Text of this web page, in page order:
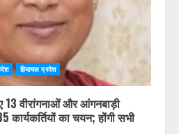
हिमाचल प्रदेश
13 वीरांगनाओं और आंगनबाड़ी
कार्यकर्तियों का चयन; होंगी सभी